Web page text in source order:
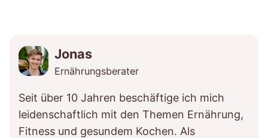
Jonas
Ernährungsberater
Seit über 10 Jahren beschäftige ich mich
leidenschaftlich mit den Themen Ernährung,
Fitness und gesundem Kochen. Als